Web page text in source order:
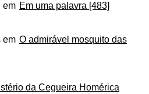
em Em uma palavra [483]
em O admirável mosquito das
da Cegueira Homérica